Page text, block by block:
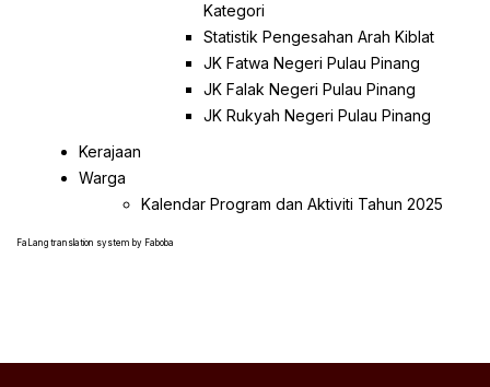
Kategori
Statistik Pengesahan Arah Kiblat
JK Fatwa Negeri Pulau Pinang
JK Falak Negeri Pulau Pinang
JK Rukyah Negeri Pulau Pinang
Kerajaan
Warga
Kalendar Program dan Aktiviti Tahun 2025
FaLang translation system by Faboba